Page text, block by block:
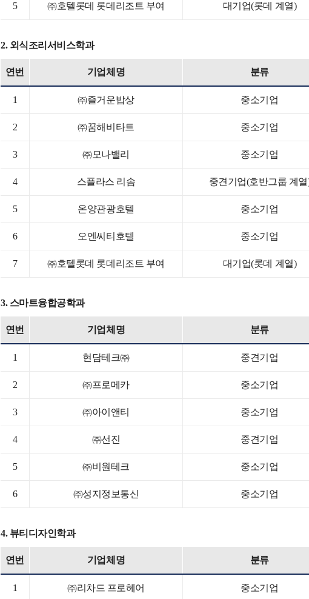
5 ㈜호텔롯데 롯데리조트 부여 대기업(롯데 계열)
2. 외식조리서비스학과
연번 기업체명 분류
1 ㈜즐거운밥상 중소기업
2 ㈜꿈해비타트 중소기업
3 ㈜모나밸리 중소기업
4 스플라스 리솜 중견기업(호반그룹 계열
5 온양관광호텔 중소기업
6 오엔씨티호텔 중소기업
7 ㈜호텔롯데 롯데리조트 부여 대기업(롯데 계열)
3. 스마트융합공학과
연번 기업체명 분류
1 현담테크㈜ 중견기업
2 ㈜프로메카 중소기업
3 ㈜아이앤티 중소기업
4 ㈜선진 중견기업
5 ㈜비원테크 중소기업
6 ㈜성지정보통신 중소기업
4. 뷰티디자인학과
연번 기업체명 분류
1 ㈜리차드 프로헤어 중소기업